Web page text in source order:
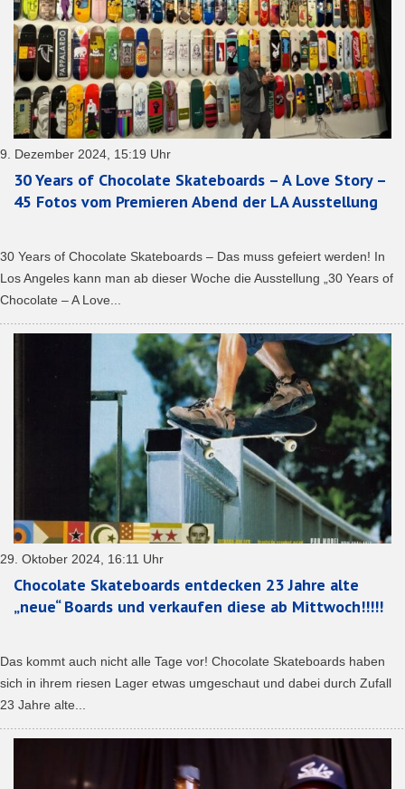
9. Dezember 2024, 15:19 Uhr
30 Years of Chocolate Skateboards – A Love Story –
45 Fotos vom Premieren Abend der LA Ausstellung
30 Years of Chocolate Skateboards – Das muss gefeiert werden! In
Los Angeles kann man ab dieser Woche die Ausstellung „30 Years of
Chocolate – A Love...
29. Oktober 2024, 16:11 Uhr
Chocolate Skateboards entdecken 23 Jahre alte
„neue“ Boards und verkaufen diese ab Mittwoch!!!!!
Das kommt auch nicht alle Tage vor! Chocolate Skateboards haben
sich in ihrem riesen Lager etwas umgeschaut und dabei durch Zufall
23 Jahre alte...